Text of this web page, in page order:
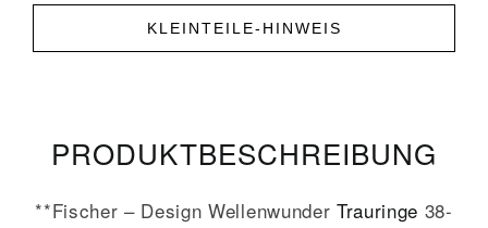
KLEINTEILE-HINWEIS
PRODUKT­­BESCHREIBUNG
**Fischer – Design Wellenwunder Trauringe 38-